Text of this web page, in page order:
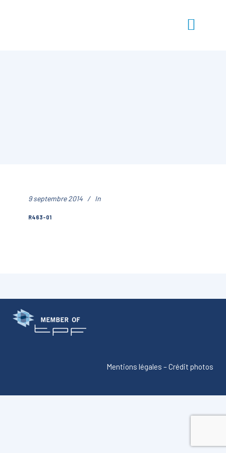
9 septembre 2014 In
R463-01
Mentions légales –Crédit photos